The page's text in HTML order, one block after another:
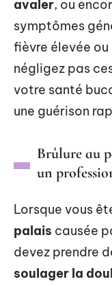
avaler, ou
symptômes
fièvre élevée
négligez pas
votre santé
une guérison
Brûlure au
un
Lorsque vous
palais causée
devez prendre
soulager la